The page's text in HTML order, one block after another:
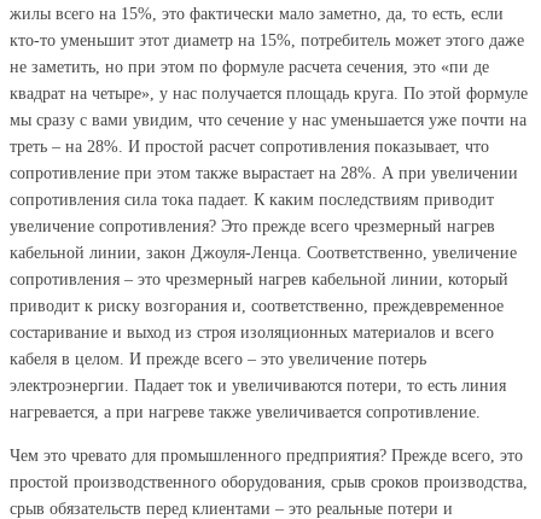
жилы всего на 15%, это фактически мало заметно, да, то есть, если
кто-то уменьшит этот диаметр на 15%, потребитель может этого даже
не заметить, но при этом по формуле расчета сечения, это «пи де
квадрат на четыре», у нас получается площадь круга. По этой формуле
мы сразу с вами увидим, что сечение у нас уменьшается уже почти на
треть – на 28%. И простой расчет сопротивления показывает, что
сопротивление при этом также вырастает на 28%. А при увеличении
сопротивления сила тока падает. К каким последствиям приводит
увеличение сопротивления? Это прежде всего чрезмерный нагрев
кабельной линии, закон Джоуля-Ленца. Соответственно, увеличение
сопротивления – это чрезмерный нагрев кабельной линии, который
приводит к риску возгорания и, соответственно, преждевременное
состаривание и выход из строя изоляционных материалов и всего
кабеля в целом. И прежде всего – это увеличение потерь
электроэнергии. Падает ток и увеличиваются потери, то есть линия
нагревается, а при нагреве также увеличивается сопротивление.
Чем это чревато для промышленного предприятия? Прежде всего, это
простой производственного оборудования, срыв сроков производства,
срыв обязательств перед клиентами – это реальные потери и